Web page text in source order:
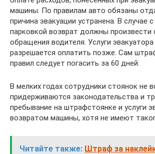
машины. По правилам авто обязаны
причина эвакуации устранена. В случае
парковкой возврат должны произвести
обращения водителя. Услуги
разрешается оплатить позже. Сам
правил следует погасить за 60 дней.
В мелких годах сотрудники стоянок не
придерживаются законодательства и
пребывание на штрафстоянке и услуги
возвратом машины, хотя не имеют
Читайте также: Штраф за